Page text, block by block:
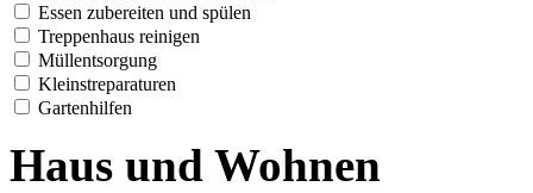
Essen zubereiten und spülen
Treppenhaus reinigen
Müllentsorgung
Kleinstreparaturen
Gartenhilfen
Haus und Wohnen